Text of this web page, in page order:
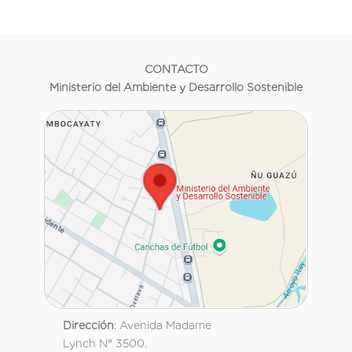
CONTACTO
Ministerio del Ambiente y Desarrollo Sostenible
Dirección: Avenida Madame
Lynch N° 3500.